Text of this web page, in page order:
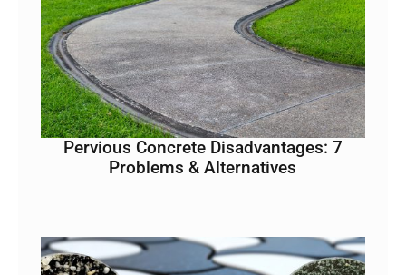
Pervious Concrete Disadvantages: 7
Problems & Alternatives